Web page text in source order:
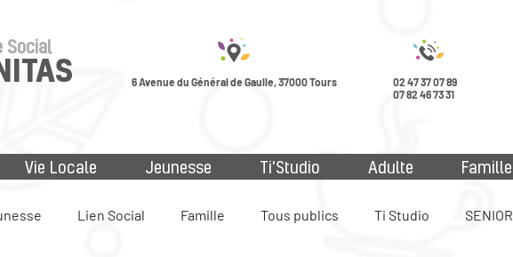
Social
6 Avenue du Général de Gaulle, 37000 Tours
02 47 37 07 89
07 82 46 73 31
Vie Locale Jeunesse Ti'Studio Adulte Famille
Lien Social Famille Tous publics Ti Studio SENIOR